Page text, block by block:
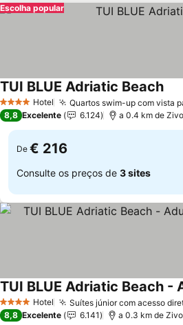
Escolha popular
4 EstrelasHotel Quartos swim-up com vista
TUI BLUE Adriatic Beach
8,8 Excelente 6.124 a 0.4 km de
De € 216
Consulte os preços de 3 sites
4 EstrelasHotel Suítes júnior com acesso
8,8 Excelente 6.141 a 0.3 km de